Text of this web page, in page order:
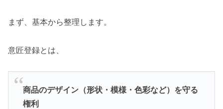
まず、基本から整理します。
意匠登録とは、
商品のデザイン（形状・模様・色彩など）を守る
権利